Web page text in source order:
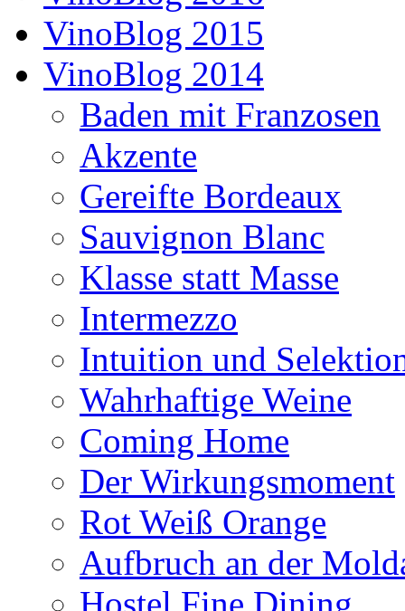
VinoBlog 2015
VinoBlog 2014
Baden mit Franzosen
Akzente
Gereifte Bordeaux
Sauvignon Blanc
Klasse statt Masse
Intermezzo
Intuition und
Wahrhaftige Weine
Coming Home
Der Wirkungsmoment
Rot Weiß Orange
Aufbruch an der